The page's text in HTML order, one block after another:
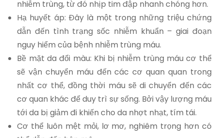
nhiễm trùng, từ đó nhịp tim đập nhanh chóng hơn.
Hạ huyết áp: Đây là một trong những triệu chứng
dẫn đến tình trạng sốc nhiễm khuẩn – giai đoạn
nguy hiểm của bệnh nhiễm trùng máu.
Bề mặt da đổi màu: Khi bị nhiễm trùng máu cơ thể
sẽ vận chuyển máu đến các cơ quan quan trong
nhất cơ thể, đồng thời máu sẽ di chuyển đến các
cơ quan khác để duy trì sự sống. Bởi vậy lượng máu
tới da bị giảm đi khiến cho da nhợt nhạt, tím tái.
Cơ thể luôn mệt mỏi, lơ mơ, nghiêm trọng hơn có